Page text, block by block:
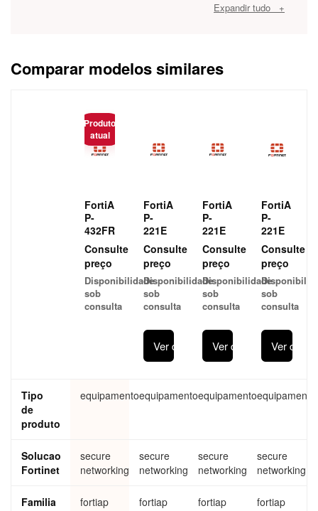
Expandir tudo +
Comparar modelos similares
Produto
atual
FortiA
P-
432FR
Consulte
preço
Disponibilidade
sob
consulta
FortiA
P-
221E
Consulte
preço
Disponibilidade
sob
consulta
Ver detalhes
FortiA
P-
221E
Consulte
preço
Disponibilidade
sob
consulta
Ver detalhes
FortiA
P-
221E
Consulte
preço
sob
consulta
Ver
Tipo
de
produto
equipamentoequipamentoequipamentoequipamento
Solucao
Fortinet
secure
networking
secure
networking
secure
networking
secure
networking
Familia fortiap fortiap fortiap fortiap